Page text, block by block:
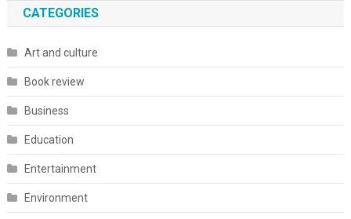
CATEGORIES
Art and culture
Book review
Business
Education
Entertainment
Environment